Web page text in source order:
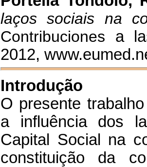
laços sociais na
Contribuciones a
2012,
Introdução
O presente
a influência dos
Capital Social na
constituição da